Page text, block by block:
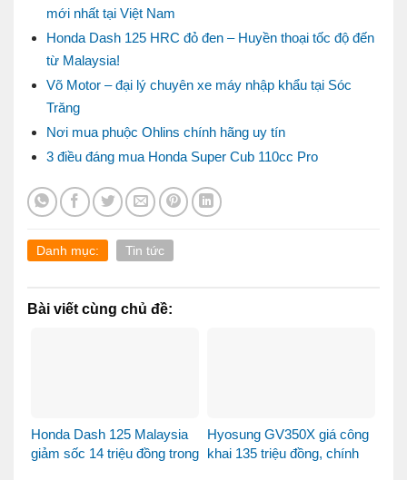
mới nhất tại Việt Nam
Honda Dash 125 HRC đỏ đen – Huyền thoại tốc độ đến
từ Malaysia!
Võ Motor – đại lý chuyên xe máy nhập khẩu tại Sóc
Trăng
Nơi mua phuộc Ohlins chính hãng uy tín
3 điều đáng mua Honda Super Cub 110cc Pro
Danh mục: Tin tức
Bài viết cùng chủ đề:
Honda Dash 125 Malaysia
giảm sốc 14 triệu đồng trong
Hyosung GV350X giá công
khai 135 triệu đồng, chính